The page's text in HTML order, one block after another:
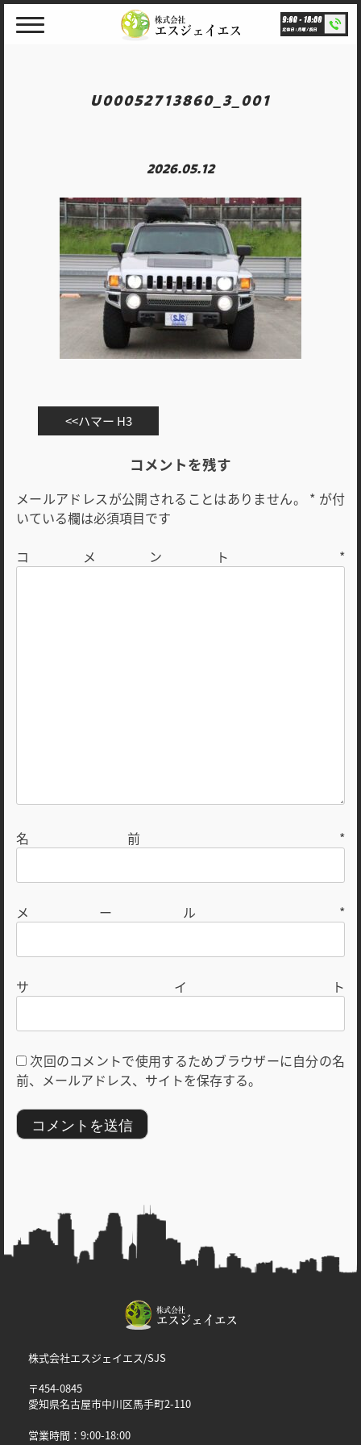
U00052713860_3_001
2026.05.12
稿
ゲ
ー
ョ
ハマー H3
コメントを残す
メールアドレスが公開されることはありません。 * が付
いている欄は必須項目です
コメント *
名前 *
メール *
サイト
次回のコメントで使用するためブラウザーに自分の名
前、メールアドレス、サイトを保存する。
株式会社エスジェイエス/SJS
〒454-0845
愛知県名古屋市中川区馬手町2-110
営業時間：9:00-18:00